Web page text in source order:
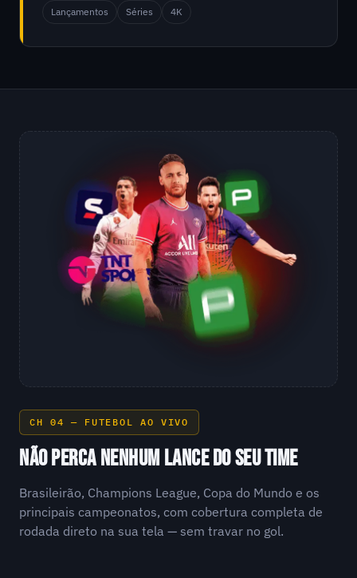
Lançamentos Séries 4K
CH 04 — FUTEBOL AO VIVO
NÃO PERCA NENHUM LANCE DO SEU TIME
Brasileirão, Champions League, Copa do Mundo e os
principais campeonatos, com cobertura completa de
rodada direto na sua tela — sem travar no gol.